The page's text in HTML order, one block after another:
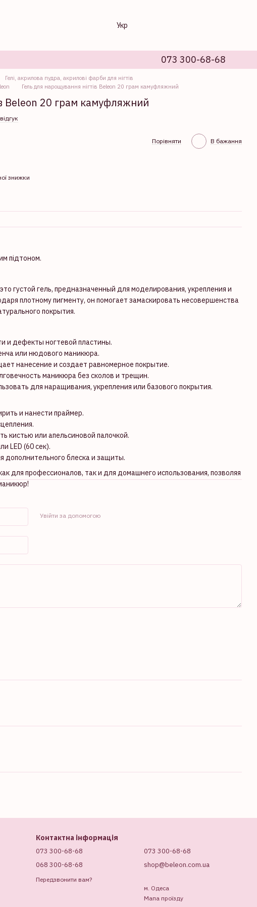
Укр
073 300-68-68
Гелі, акрилова пудра, акрилові фарби для нігтів
Гель для нарощування нігтів Beleon 20 грам камуфляжний
Beleon 20 грам камуфляжний
Порівняти В бажання
знижки
підтоном.
густой гель, предназначенный для моделирования, укрепления и
плотному пигменту, он помогает замаскировать несовершенства
покрытия.
и дефекты ногтевой пластины.
или нюдового маникюра.
нанесение и создает равномерное покрытие.
маникюра без сколов и трещин.
для наращивания, укрепления или базового покрытия.
и нанести праймер.
кистью или апельсиновой палочкой.
LED (60 сек).
дополнительного блеска и защиты.
для профессионалов, так и для домашнего использования, позволяя
Увійти за допомогою
Контактна інформація
073 300-68-68
068 300-68-68
Передзвонити вам?
073 300-68-68
shop@beleon.com.ua
м. Одеса
Мапа проїзду